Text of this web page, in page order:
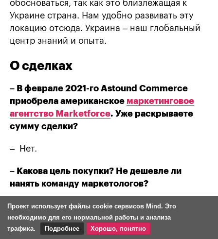
обосноваться, так как это близлежащая к
Украине страна. Нам удобно развивать эту
локацию отсюда. Украина – наш глобальный
центр знаний и опыта.
О сделках
– В феврале 2021-го Astound Commerce
приобрела американское маркетинговое
агентство Marketforce. Уже раскрываете
сумму сделки?
– Нет.
– Какова цель покупки? Не дешевле ли
нанять команду маркетологов?
– Мы сопоставили затраты на привлечение и
обучение людей с opportunity cost. Если бы
недостаточно быстро получили
Проект использует файлы cookie сервисов Mind. Это
необходимо для его нормальной работы и анализа
трафика.
Подробнее Хорошо, понятно